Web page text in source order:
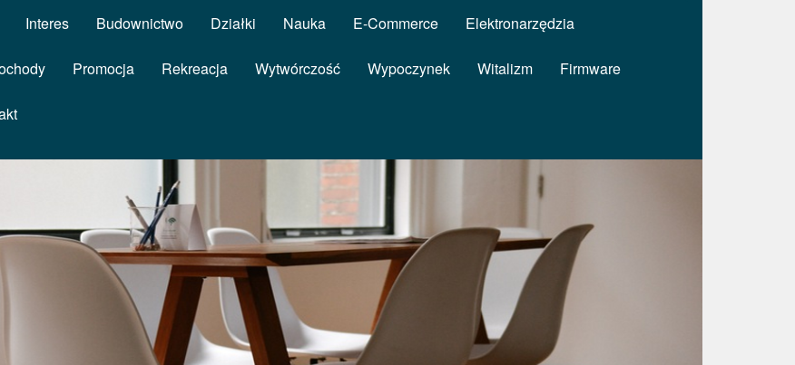
Interes Budownictwo Działki Nauka E-Commerce Elektronarzędzia
Promocja Rekreacja Wytwórczość Wypoczynek Witalizm Firmware